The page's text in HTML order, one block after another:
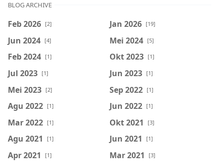
BLOG ARCHIVE
Feb 2026 [2] Jan 2026 [19]
Jun 2024 [4] Mei 2024 [5]
Feb 2024 [1] Okt 2023 [1]
Jul 2023 [1] Jun 2023 [1]
Mei 2023 [2] Sep 2022 [1]
Agu 2022 [1] Jun 2022 [1]
Mar 2022 [1] Okt 2021 [3]
Agu 2021 [1] Jun 2021 [1]
Apr 2021 [1] Mar 2021 [3]